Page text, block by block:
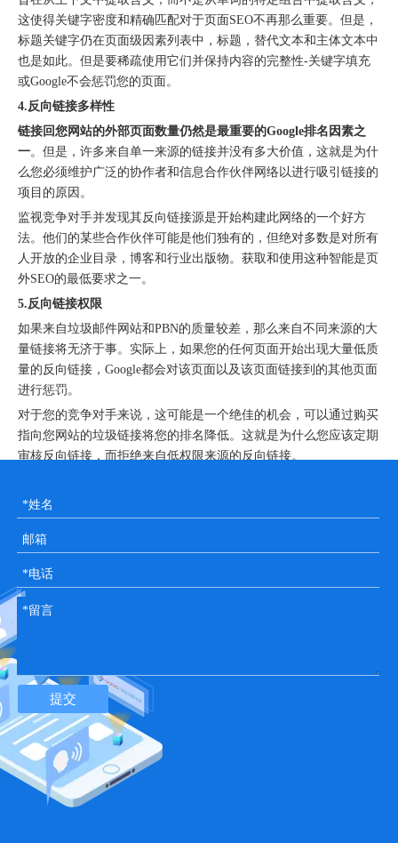
这使得关键字密度和精确匹配对于页面SEO不再那么重要。但是，
标题关键字仍在页面级因素列表中，标题，替代文本和主体文本中
也是如此。但是要稀疏使用它们并保持内容的完整性-关键字填充
或Google不会惩罚您的页面。
4.反向链接多样性
链接回您网站的外部页面数量仍然是最重要的Google排名因素之
一。但是，许多来自单一来源的链接并没有多大价值，这就是为什
么您必须维护广泛的协作者和信息合作伙伴网络以进行吸引链接的
项目的原因。
监视竞争对手并发现其反向链接源是开始构建此网络的一个好方
法。他们的某些合作伙伴可能是他们独有的，但绝对多数是对所有
人开放的企业目录，博客和行业出版物。获取和使用这种智能是页
外SEO的最低要求之一。
5.反向链接权限
如果来自垃圾邮件网站和PBN的质量较差，那么来自不同来源的大
量链接将无济于事。实际上，如果您的任何页面开始出现大量低质
量的反向链接，Google都会对该页面以及该页面链接到的其他页面
进行惩罚。
对于您的竞争对手来说，这可能是一个绝佳的机会，可以通过购买
指向您网站的垃圾链接将您的排名降低。这就是为什么您应该定期
审核反向链接，而拒绝来自低权限来源的反向链接。
随着语义搜索变得越来越聪明，尽管锚关键字仍然具有影响力，但
本，包括您的关键字，但避免关键字填充。有一些差异也是很好
的-尽量不要在所有反向链接上使用完全相同的锚点，并且永远不
要使用相同的锚点链接到不同的页面。
7.内部链接
用，请保持网站结构浅薄，审核站点是否有损坏的链接，在锚文本
中使用关键字，并创建其他链接页面的机会。请记住，
接来说，权限对于外部链接都同样重要，因此，如果要增强某些页
面，请从网站中的高权限页面链接到该页面
8.移动首页
尽管移动优先索引已经存在了一段时间，但遇到未针对移动视图进
行优化的网站或网站部分仍然很常见。这些网站在用户体验以及
提交